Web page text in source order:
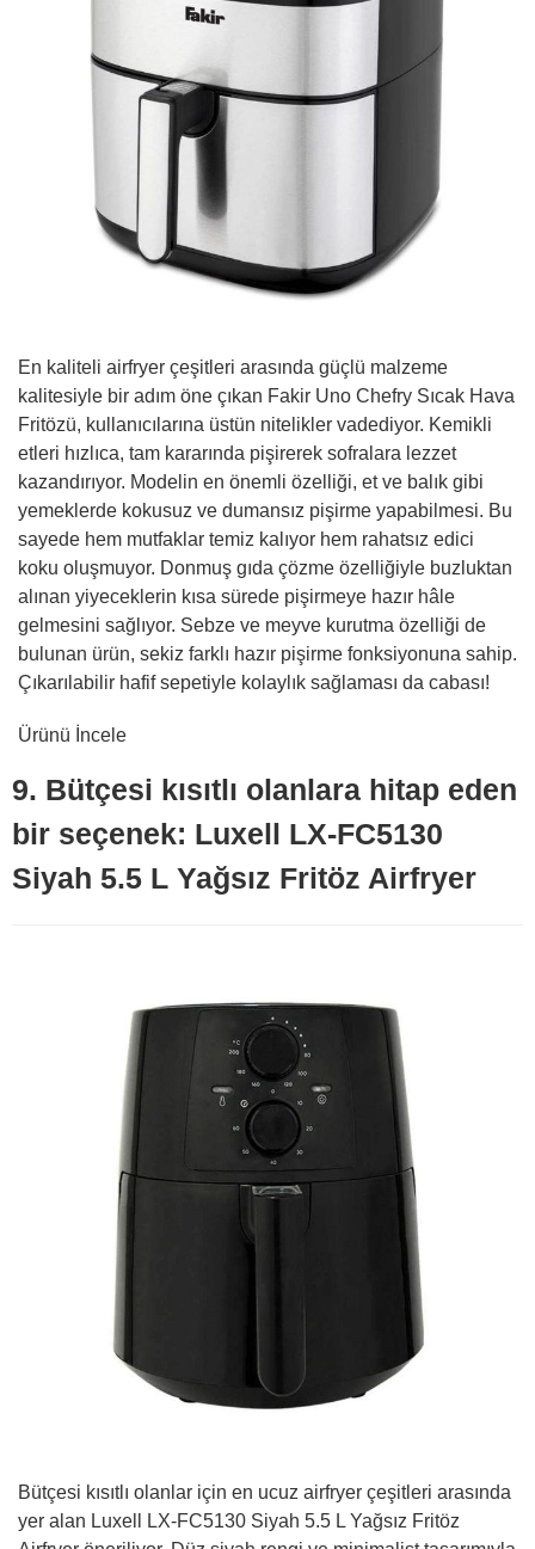
En kaliteli airfryer çeşitleri arasında güçlü malzeme
kalitesiyle bir adım öne çıkan Fakir Uno Chefry Sıcak Hava
Fritözü, kullanıcılarına üstün nitelikler vadediyor. Kemikli
etleri hızlıca, tam kararında pişirerek sofralara lezzet
kazandırıyor. Modelin en önemli özelliği, et ve balık gibi
yemeklerde kokusuz ve dumansız pişirme yapabilmesi. Bu
sayede hem mutfaklar temiz kalıyor hem rahatsız edici
koku oluşmuyor. Donmuş gıda çözme özelliğiyle buzluktan
alınan yiyeceklerin kısa sürede pişirmeye hazır hâle
gelmesini sağlıyor. Sebze ve meyve kurutma özelliği de
bulunan ürün, sekiz farklı hazır pişirme fonksiyonuna sahip.
Çıkarılabilir hafif sepetiyle kolaylık sağlaması da cabası!
Ürünü İncele
9. Bütçesi kısıtlı olanlara hitap eden
bir seçenek: Luxell LX-FC5130
Siyah 5.5 L Yağsız Fritöz Airfryer
Bütçesi kısıtlı olanlar için en ucuz airfryer çeşitleri arasında
yer alan Luxell LX-FC5130 Siyah 5.5 L Yağsız Fritöz